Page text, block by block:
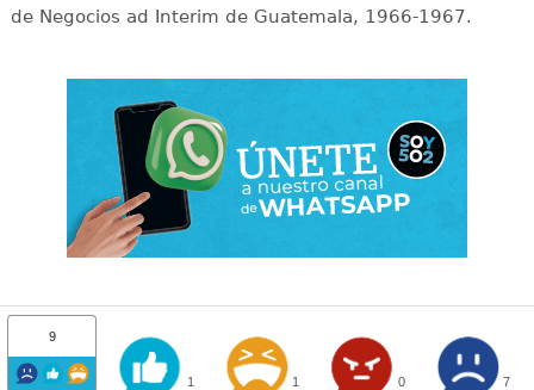
de Negocios ad Interim de Guatemala, 1966-1967.
9
1 1 0 7